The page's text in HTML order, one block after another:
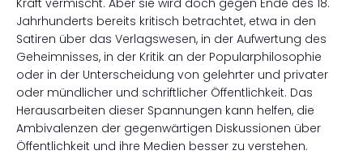
Kraft vermischt. Aber sie wird doch gegen Ende des 18.
Jahrhunderts bereits kritisch betrachtet, etwa in den
Satiren über das Verlagswesen, in der Aufwertung des
Geheimnisses, in der Kritik an der Popularphilosophie
oder in der Unterscheidung von gelehrter und privater
oder mündlicher und schriftlicher Öffentlichkeit. Das
Herausarbeiten dieser Spannungen kann helfen, die
Ambivalenzen der gegenwärtigen Diskussionen über
Öffentlichkeit und ihre Medien besser zu verstehen.